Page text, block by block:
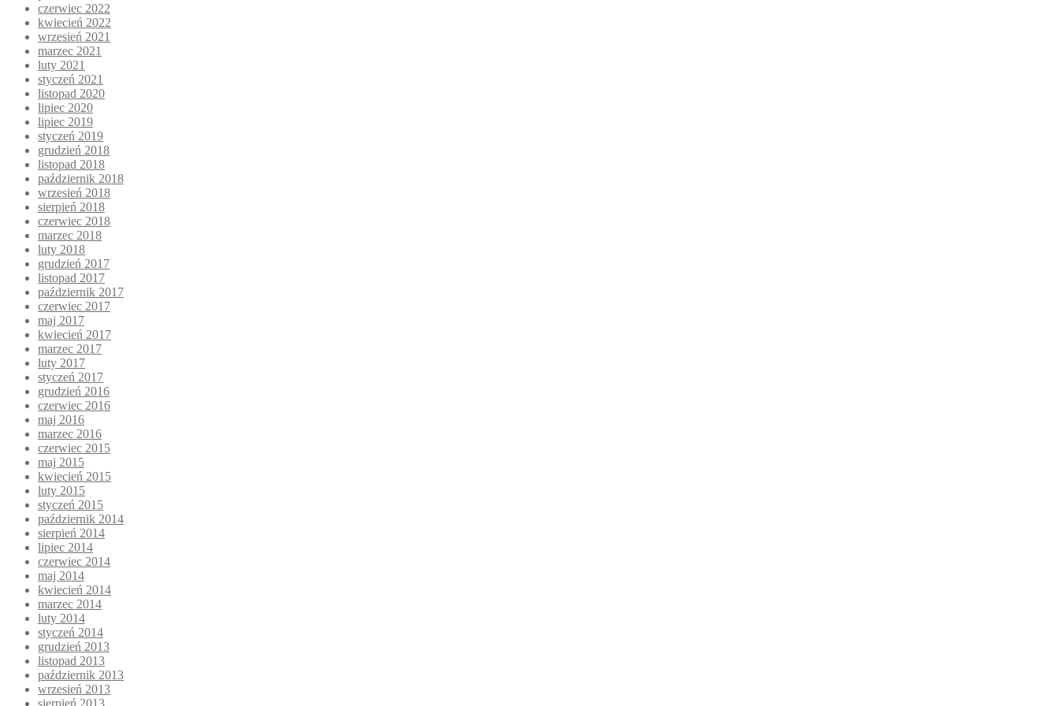
czerwiec 2022
kwiecień 2022
wrzesień 2021
marzec 2021
luty 2021
styczeń 2021
listopad 2020
lipiec 2020
lipiec 2019
styczeń 2019
grudzień 2018
listopad 2018
październik 2018
wrzesień 2018
sierpień 2018
czerwiec 2018
marzec 2018
luty 2018
grudzień 2017
listopad 2017
październik 2017
czerwiec 2017
maj 2017
kwiecień 2017
marzec 2017
luty 2017
styczeń 2017
grudzień 2016
czerwiec 2016
maj 2016
marzec 2016
czerwiec 2015
maj 2015
kwiecień 2015
luty 2015
styczeń 2015
październik 2014
sierpień 2014
lipiec 2014
czerwiec 2014
maj 2014
kwiecień 2014
marzec 2014
luty 2014
styczeń 2014
grudzień 2013
listopad 2013
październik 2013
wrzesień 2013